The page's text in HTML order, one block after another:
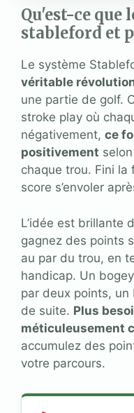
Qu'est-ce que
stableford et
Le système
véritable
une partie de golf.
stroke play où
négativement, ce
positivement
chaque trou. Fini
score s’envoler
L’idée est brillante
gagnez des points
au par du trou, en
handicap. Un
par deux points,
de suite. Plus
méticuleusement
accumulez des
votre parcours.